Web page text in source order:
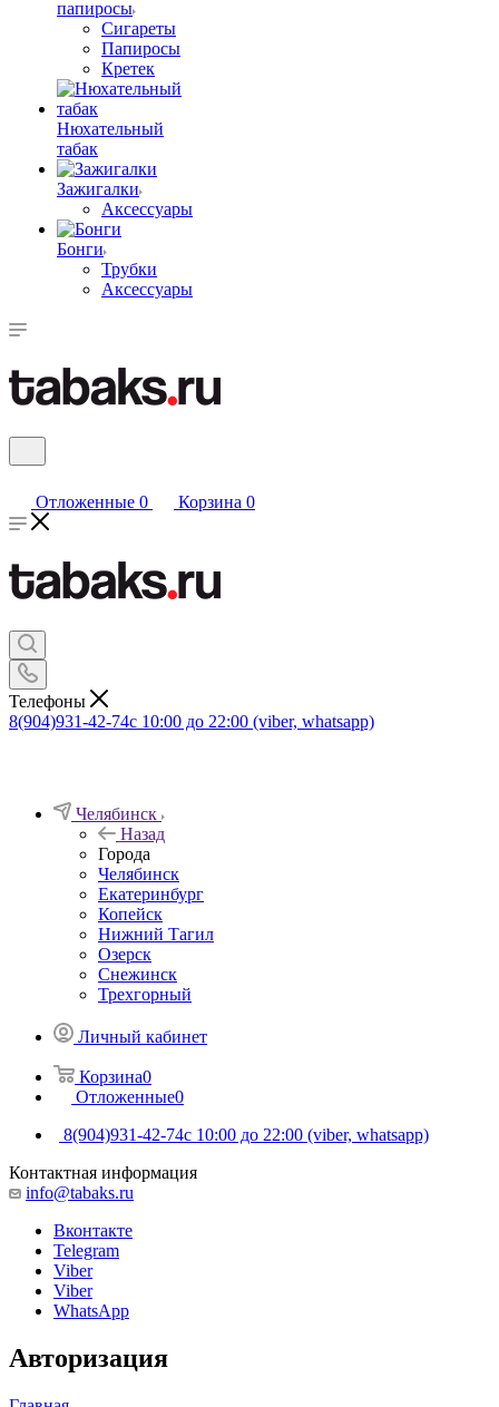
папиросы
Сигареты
Папиросы
Кретек
Нюхательный
табак
Зажигалки
Аксессуары
Бонги
Трубки
Аксессуары
Отложенные 0 Корзина 0
Телефоны
8(904)931-42-74с 10:00 до 22:00 (viber, whatsapp)
Челябинск
Назад
Города
Челябинск
Екатеринбург
Копейск
Нижний Тагил
Озерск
Снежинск
Трехгорный
Личный кабинет
Корзина0
Отложенные0
8(904)931-42-74с 10:00 до 22:00 (viber, whatsapp)
Контактная информация
info@tabaks.ru
Вконтакте
Telegram
Viber
Viber
WhatsApp
Авторизация